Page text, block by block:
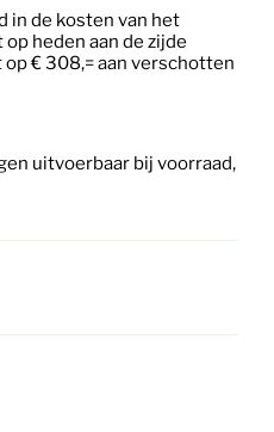
in de kosten van het
heden aan de zijde
€ 308,= aan verschotten
uitvoerbaar bij voorraad,